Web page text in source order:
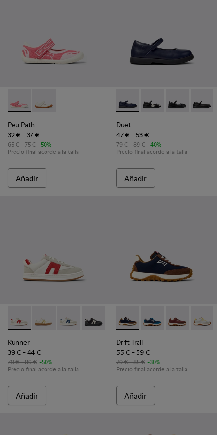
Peu Path - K800692-002 - Zapatos de tejido rosa para niños.
Peu Path - K800692-001 - Zapatos de tejido y piel
Peu Path
32 € - 37 €
65 € - 75 € -50%
Precio final acorde a la talla
Añadir
Duet - K800549-007 -
Duet - K800549-006
Duet - Duet -
Duet
47 € - 53 €
79 € - 89 € -40%
Precio final acorde a la talla
Añadir
Runner - K800653-008 - Sneakers de piel y nobuk
Runner - K800653-014
Runner - K800653-010 - Sneakers de piel y
Runner - K800653-006
Runner - K800653-003 -
Runner - K800653-002
Runner
39 € - 44 €
79 € - 89 € -50%
Precio final acorde a la talla
Añadir
Drift Trail - K800548-028 -
Drift Trail -Drift Trail -
Drift
Drift Trail
55 € - 59 €
79 € - 85 € -30%
Precio final acorde a la talla
Añadir